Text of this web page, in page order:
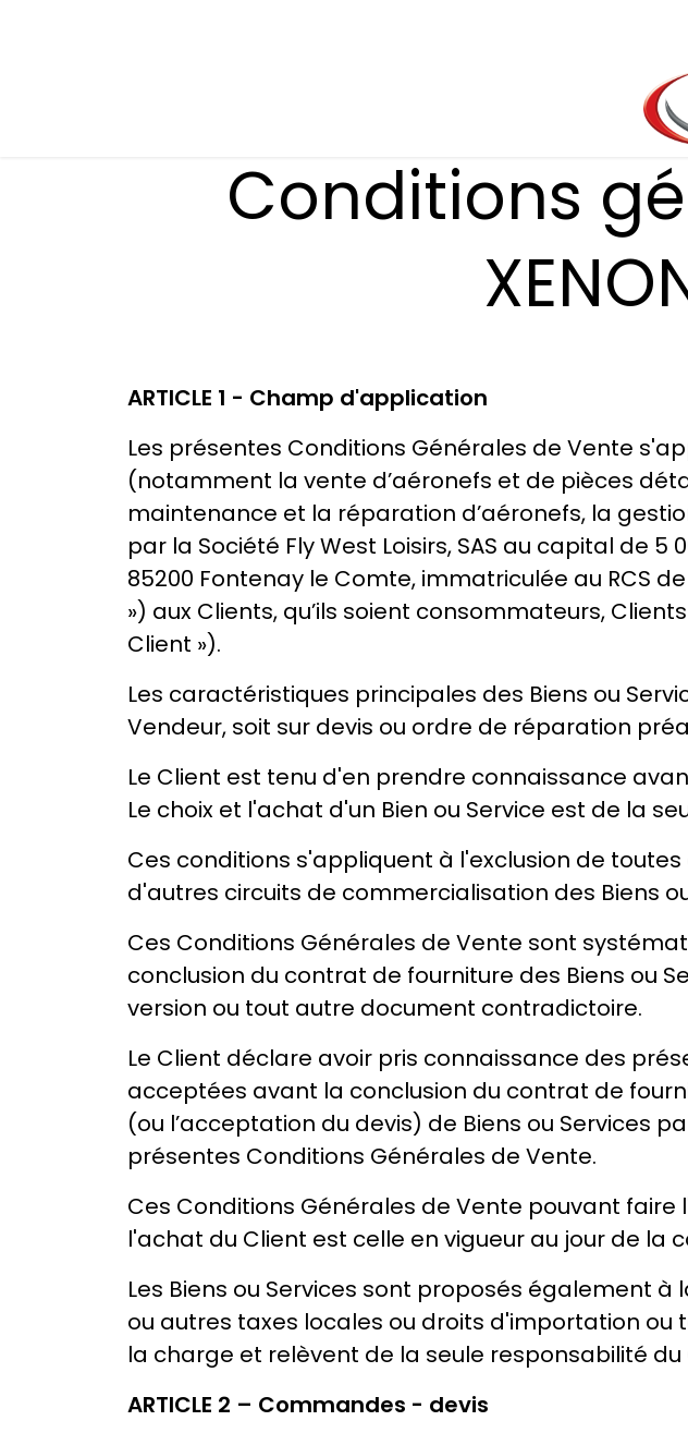
Conditions
ARTICL​E 1 - Champ d'application
Les présentes Conditions Générales de Vente
(notamment la vente d’aéronefs et de pièces
maintenance et la réparation d’aéronefs, la
par la Société Fly West Loisirs, SAS au capital de
85200 Fontenay le Comte, immatriculée au RCS
») aux Clients, qu’ils soient consommateurs,
Client »).
Les caractéristiques principales des Biens ou
Vendeur, soit sur devis ou ordre de réparation
Le Client est tenu d'en prendre connaissance
Le choix et l'achat d'un Bien ou Service est de la
Ces conditions s'appliquent à l'exclusion de
d'autres circuits de commercialisation des Biens
Ces Conditions Générales de Vente sont
conclusion du contrat de fourniture des Biens ou
version ou tout autre document contradictoire.
Le Client déclare avoir pris connaissance des
acceptées avant la conclusion du contrat de
(ou l’acceptation du devis) de Biens ou Services
présentes Conditions Générales de Vente.
Ces Conditions Générales de Vente pouvant
l'achat du Client est celle en vigueur au jour de la
Les Biens ou Services sont proposés également
ou autres taxes locales ou droits d'importation
la charge et relèvent de la seule responsabilité du
ARTICLE 2 – Commandes - devis